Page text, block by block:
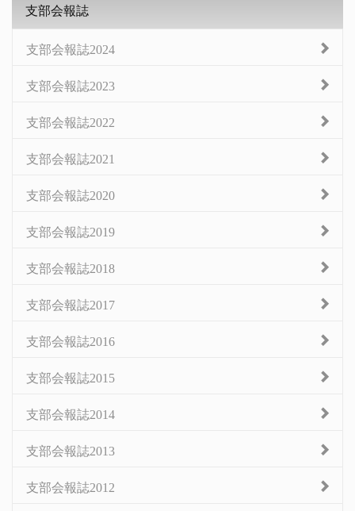
支部会報誌
支部会報誌2024
支部会報誌2023
支部会報誌2022
支部会報誌2021
支部会報誌2020
支部会報誌2019
支部会報誌2018
支部会報誌2017
支部会報誌2016
支部会報誌2015
支部会報誌2014
支部会報誌2013
支部会報誌2012